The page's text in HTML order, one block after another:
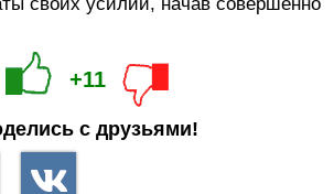
+11
с друзьями!